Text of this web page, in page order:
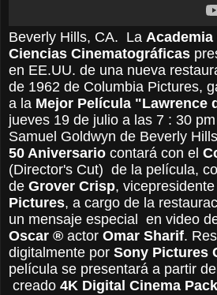
Beverly Hills, CA. La Academia
Ciencias Cinematográficas
en EE.UU. de una nueva
de 1962 de Columbia Pictures,
a la Mejor Película "Lawrence
jueves 19 de julio a las 7 : 30
Samuel Goldwyn de Beverly
50 Aniversario contará con el
(Director's Cut) de la película,
de Grover Crisp,
Pictures, a cargo de la
un mensaje especial en video
Oscar ® actor Omar Sharif.
digitalmente por Sony Pictures
película se presentará a partir
creado 4K Digital Cinema